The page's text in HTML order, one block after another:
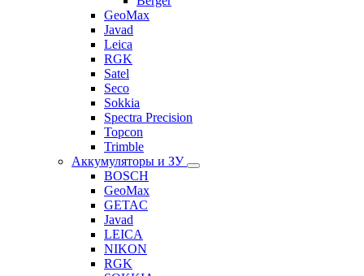
GeoMax
Javad
Leica
RGK
Satel
Seco
Sokkia
Spectra Precision
Topcon
Trimble
Аккумуляторы и ЗУ
BOSCH
GeoMax
GETAC
Javad
LEICA
NIKON
RGK